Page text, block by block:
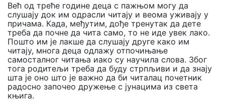
Већ од треће године деца с пажњом могу да
слушају док им одрасли читају и веома уживају у
причама. Када, међутим, дође тренутак да дете
треба да почне да чита само, то не иде увек лако.
Пошто им је лакше да слушају друге како им
читају, многа деца одлажу отпочињање
самосталног читања иако су научила слова. Због
тога родитељи треба да буду стрпљиви и да знају
шта је оно што је важно да би читалац почетник
радосно започео дружење с јунацима из света
књига.